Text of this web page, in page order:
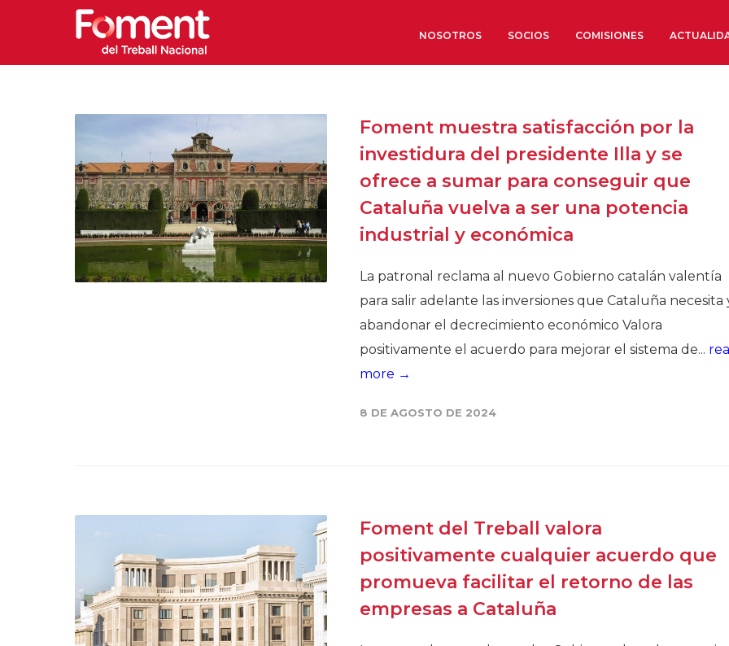
NOSOTROS
Órganos de Gobierno
Órganos Consultivos
Estructura Ejecutiva
Institut d’Estudis Estratègics
Económicos y Sociales
Organizaciones
Conoce más
SOCIOS COMISIONES
Foment muestra satisfacción por la
investidura del presidente Illa y se
ofrece a sumar para conseguir que
Cataluña vuelva a ser una potencia
industrial y económica
La patronal reclama al nuevo Gobierno catalán valentía
para salir adelante las inversiones que Cataluña necesita
abandonar el decrecimiento económico Valora
positivamente el acuerdo para mejorar el sistema de...
more →
8 DE AGOSTO DE 2024
Foment del Treball valora
positivamente cualquier acuerdo que
promueva facilitar el retorno de las
empresas a Cataluña